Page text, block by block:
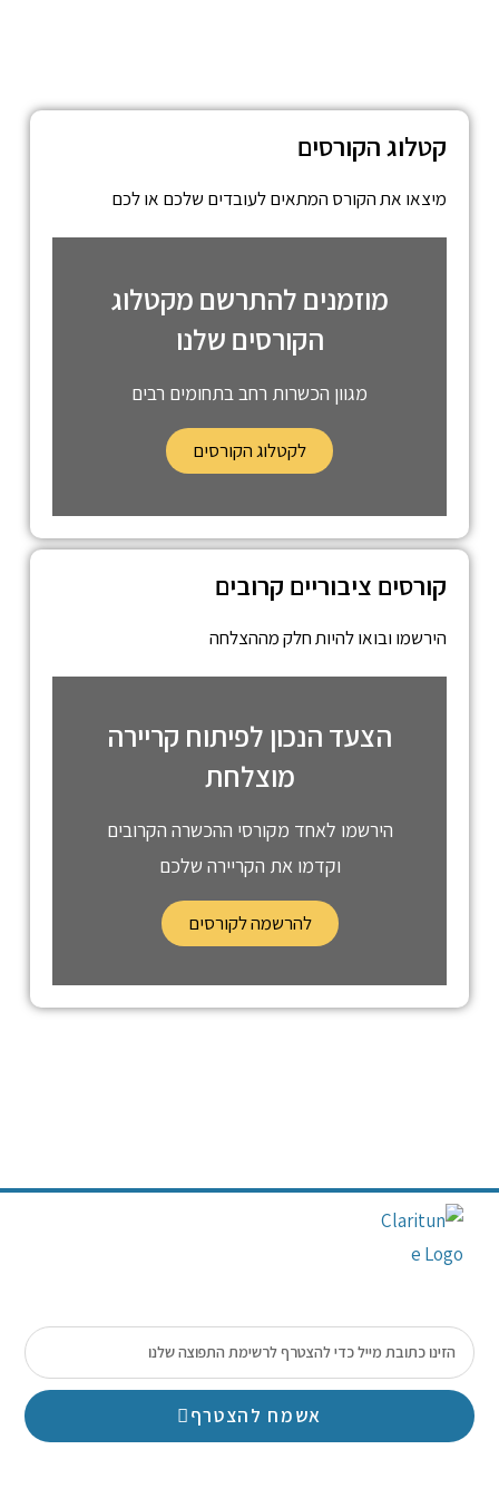
קטלוג הקורסים
מיצאו את הקורס המתאים לעובדים שלכם או לכם
מוזמנים להתרשם מקטלוג
הקורסים שלנו
מגוון הכשרות רחב בתחומים רבים
לקטלוג הקורסים
קורסים ציבוריים קרובים
הירשמו ובואו להיות חלק מההצלחה
הצעד הנכון לפיתוח קריירה
מוצלחת
הירשמו לאחד מקורסי ההכשרה הקרובים
וקדמו את הקריירה שלכם
להרשמה לקורסים
אשמח להצטרף